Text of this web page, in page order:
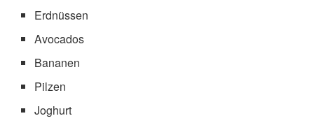
Erdnüssen
Avocados
Bananen
Pilzen
Joghurt